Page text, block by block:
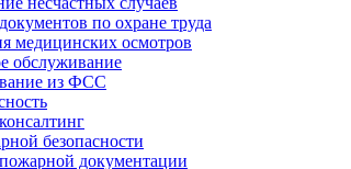
по охране труда
медицинских осмотров
обслуживание
из ФСС
безопасности
пожарной документации